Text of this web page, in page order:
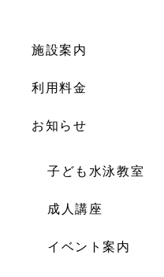
施設案内
利用料金
お知らせ
子ども水泳教室
成人講座
イベント案内
/home/wordstock/
Warning: Attempt to read
/home/wordstock/
content/themes/numaspo/
Warning: Undefined array
/home/wordstock/
content/themes/numaspo/